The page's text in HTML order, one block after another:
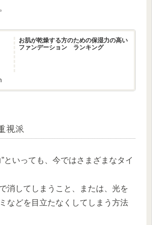
お肌が乾燥する方のための保湿力の高い
ファンデーション ランキング
視派
といっても、今ではさまざまなタイ
消してしまうこと、または、光を
などを目立たなくしてしまう方法